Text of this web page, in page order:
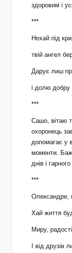
здоровим і
***
Нехай під
твій ангел
Дарує лиш
і долю
***
Сашо, вітаю
охоронець
допомагає у
моменти.
днів і
***
Олександре,
Хай життя
Миру,
І від друзів